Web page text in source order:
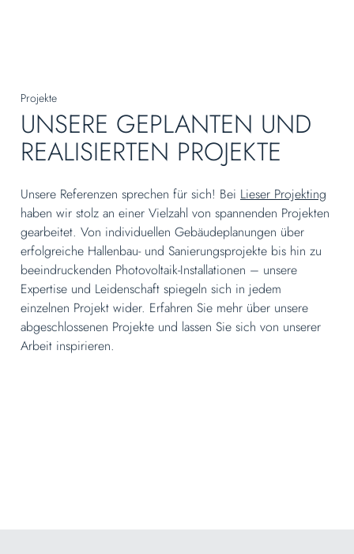
Projekte
UNSERE GEPLANTEN UND
REALISIERTEN PROJEKTE
Unsere Referenzen sprechen für sich! Bei Lieser Projekting
haben wir stolz an einer Vielzahl von spannenden Projekten
gearbeitet. Von individuellen Gebäudeplanungen über
erfolgreiche Hallenbau- und Sanierungsprojekte bis hin zu
beeindruckenden Photovoltaik-Installationen – unsere
Expertise und Leidenschaft spiegeln sich in jedem
einzelnen Projekt wider. Erfahren Sie mehr über unsere
abgeschlossenen Projekte und lassen Sie sich von unserer
Arbeit inspirieren.